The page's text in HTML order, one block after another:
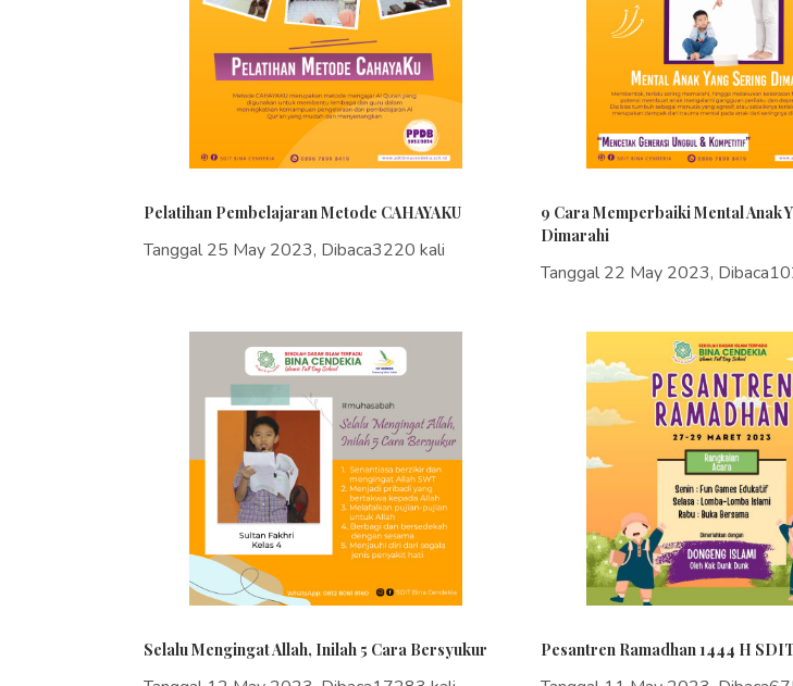
Pelatihan Pembelajaran Metode CAHAYAKU
Tanggal 25 May 2023, Dibaca3220 kali
9 Cara Memperbaiki Mental Anak
Dimarahi
Tanggal 22 May 2023,
Selalu Mengingat Allah, Inilah 5 Cara Bersyukur Pesantren Ramadhan 1444 H